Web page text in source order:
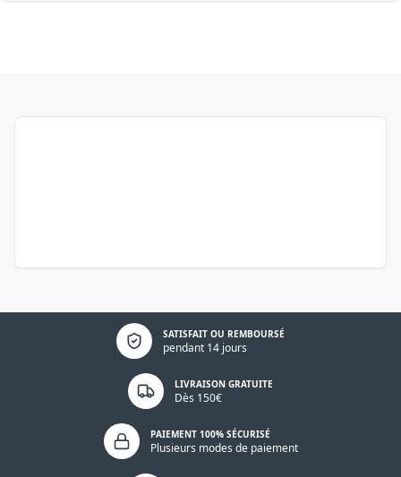
SATISFAIT OU REMBOURSÉ
pendant 14 jours
Politique de confidentialité
LIVRAISON GRATUITE
Dès 150€
PAIEMENT 100% SÉCURISÉ
Plusieurs modes de paiement